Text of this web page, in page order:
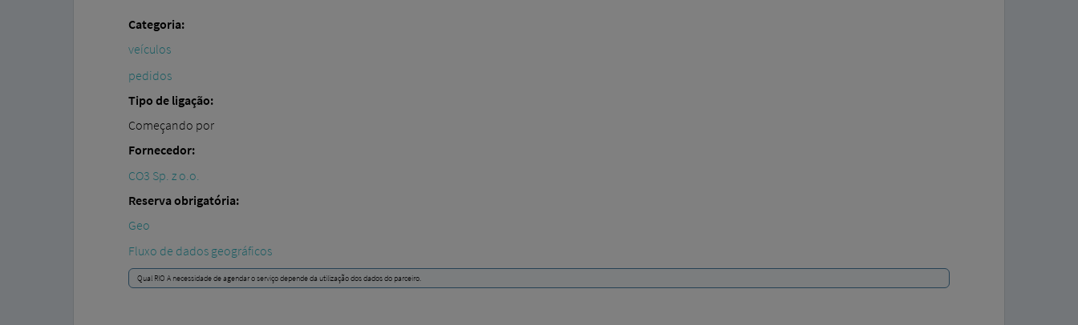
Categoria:
veículos
pedidos
Tipo de ligação:
Começando por
Fornecedor:
CO3 Sp. z o.o.
Reserva obrigatória:
Geo
Fluxo de dados geográficos
Qual RIO A necessidade de agendar o serviço depende da utilização dos dados do parceiro.